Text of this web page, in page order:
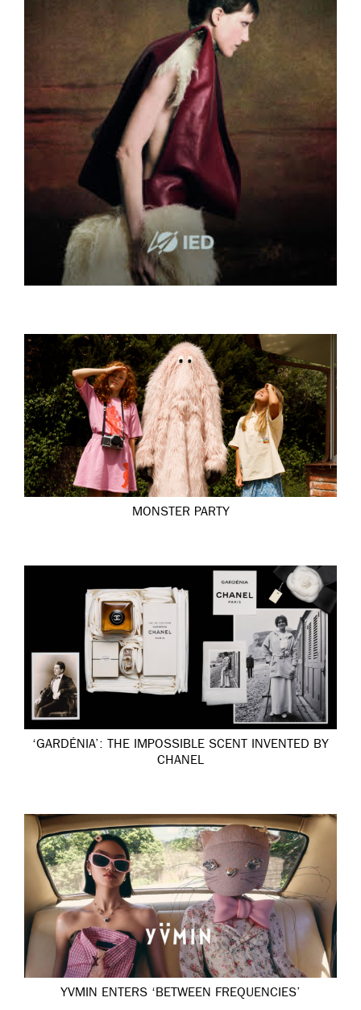
MONSTER PARTY
‘GARDÉNIA’: THE IMPOSSIBLE SCENT INVENTED BY
CHANEL
YVMIN ENTERS ‘BETWEEN FREQUENCIES’